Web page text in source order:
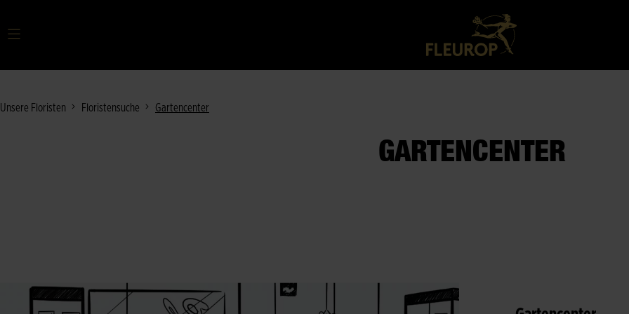
Unsere Floristen Floristensuche Gartencenter
GARTENCENTER